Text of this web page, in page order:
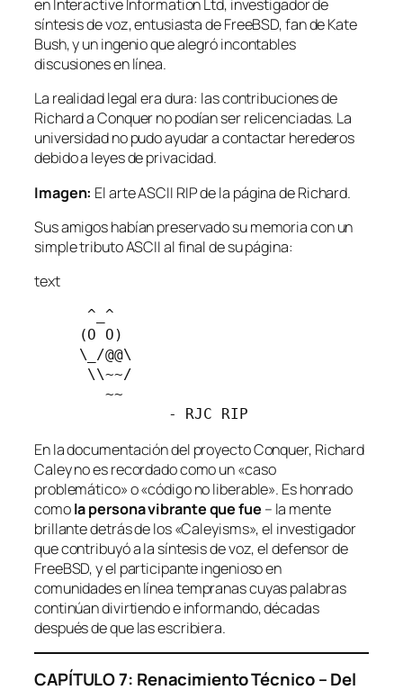
en Interactive Information Ltd, investigador de
síntesis de voz, entusiasta de FreeBSD, fan de Kate
Bush, y un ingenio que alegró incontables
discusiones en línea.
La realidad legal era dura: las contribuciones de
Richard a Conquer no podían ser relicenciadas. La
universidad no pudo ayudar a contactar herederos
debido a leyes de privacidad.
Imagen: El arte ASCII RIP de la página de Richard.
Sus amigos habían preservado su memoria con un
simple tributo ASCII al final de su página:
text
      ^_^
     (O O)
     \_/@@\
      \\~~/
        ~~
               - RJC RIP
En la documentación del proyecto Conquer, Richard
Caley no es recordado como un «caso
problemático» o «código no liberable». Es honrado
comola persona vibrante que fue – la mente
brillante detrás de los «Caleyisms», el investigador
que contribuyó a la síntesis de voz, el defensor de
FreeBSD, y el participante ingenioso en
comunidades en línea tempranas cuyas palabras
continúan divirtiendo e informando, décadas
después de que las escribiera.
CAPÍTULO 7: Renacimiento Técnico – Del